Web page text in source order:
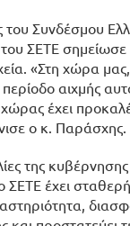
του Συνδέσμου
του ΣΕΤΕ
«Στη χώρα
αιχμής
έχει
ο κ. Παράσχης.
της
ΣΕΤΕ έχει